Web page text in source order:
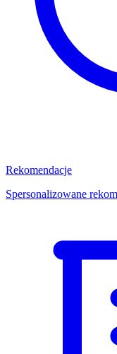
Rekomendacje
Spersonalizowane